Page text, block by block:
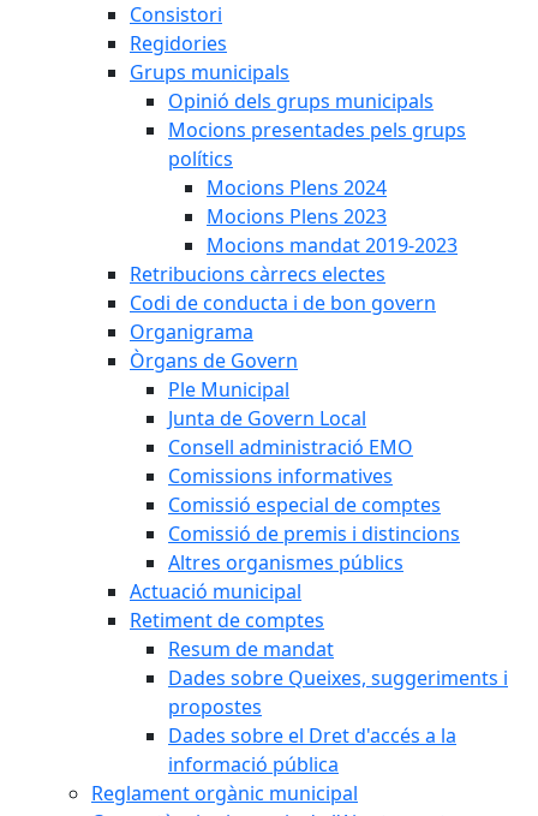
Consistori
Regidories
Grups municipals
Opinió dels grups municipals
Mocions presentades pels grups
polítics
Mocions Plens 2024
Mocions Plens 2023
Mocions mandat 2019-2023
Retribucions càrrecs electes
Codi de conducta i de bon govern
Organigrama
Òrgans de Govern
Ple Municipal
Junta de Govern Local
Consell administració EMO
Comissions informatives
Comissió especial de comptes
Comissió de premis i distincions
Altres organismes públics
Actuació municipal
Retiment de comptes
Resum de mandat
Dades sobre Queixes, suggeriments i
propostes
Dades sobre el Dret d'accés a la
informació pública
Reglament orgànic municipal